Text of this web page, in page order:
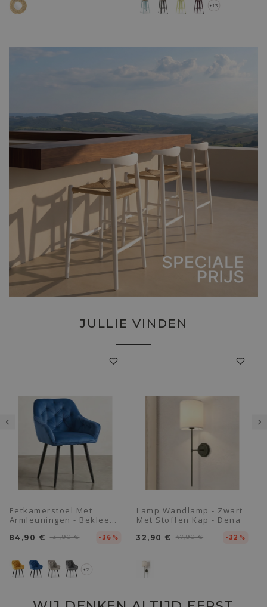
+13
JULLIE VINDEN
Eetkamerstoel Met
Armleuningen - Bekleed
84,90 € 131,90 € -36%
+2
Lamp Wandlamp - Zwart
Met Stoffen Kap - Dena
32,90 € 47,90 € -32%